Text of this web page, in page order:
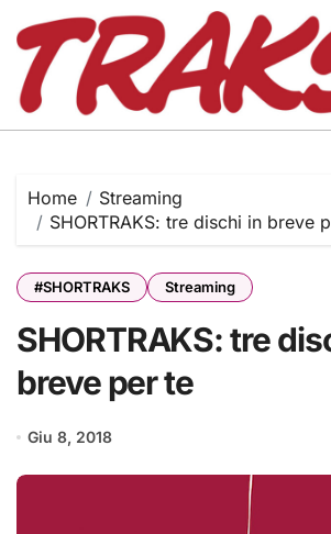
content
Home
Streaming
SHORTRAKS: tre dischi in breve
#SHORTRAKS Streaming
SHORTRAKS: tre
breve per te
Giu 8, 2018